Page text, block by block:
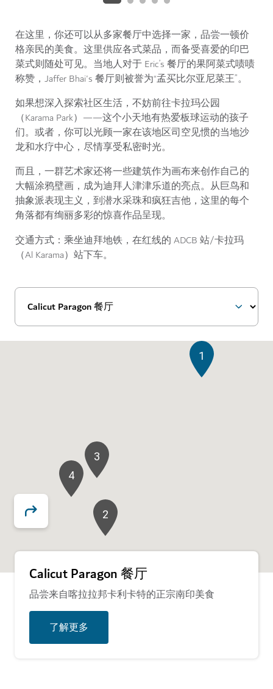
在这里，你还可以从多家餐厅中选择一家，品尝一顿价
格亲民的美食。这里供应各式菜品，而备受喜爱的印巴
菜式则随处可见。当地人对于 Eric’s 餐厅的果阿菜式啧啧
称赞，Jaffer Bhai's 餐厅则被誉为“孟买比尔亚尼菜王”。
如果想深入探索社区生活，不妨前往卡拉玛公园
（Karama Park）——这个小天地有热爱板球运动的孩子
们。或者，你可以光顾一家在该地区司空见惯的当地沙
龙和水疗中心，尽情享受私密时光。
而且，一群艺术家还将一些建筑作为画布来创作自己的
大幅涂鸦壁画，成为迪拜人津津乐道的亮点。从巨鸟和
抽象派表现主义，到潜水采珠和疯狂吉他，这里的每个
角落都有绚丽多彩的惊喜作品呈现。
交通方式： 乘坐迪拜地铁，在红线的 ADCB 站/卡拉玛
（Al Karama）站下车。
1
2
3
4
Calicut Paragon 餐厅
品尝来自喀拉拉邦卡利卡特的正宗南印美食
了解更多